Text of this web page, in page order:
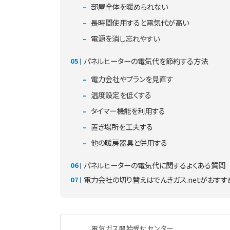
部屋全体を暖められない
長時間使用すると電気代が高い
電源を消し忘れやすい
パネルヒーターの電気代を節約する方法
電力会社やプランを見直す
温度設定を低くする
タイマー機能を利用する
置き場所を工夫する
他の暖房器具と併用する
パネルヒーターの電気代に関するよくある質問
電力会社の切り替えはでんきガス.netがおすす